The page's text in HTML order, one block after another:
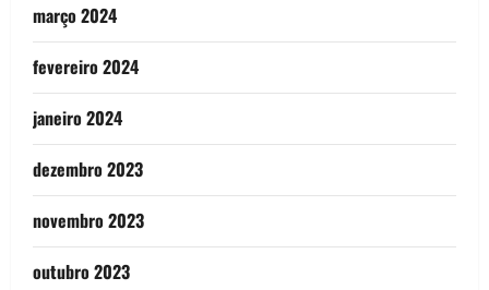
março 2024
fevereiro 2024
janeiro 2024
dezembro 2023
novembro 2023
outubro 2023